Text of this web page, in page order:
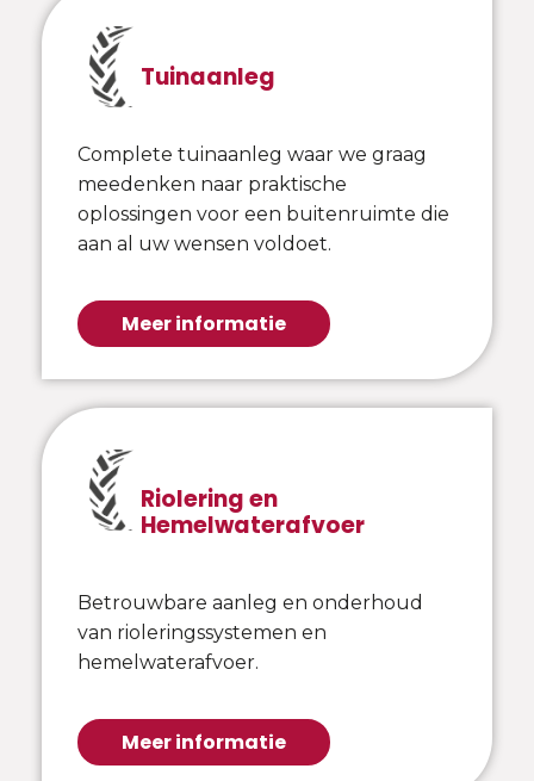
Tuinaanleg
Complete tuinaanleg waar we graag
meedenken naar praktische
oplossingen voor een buitenruimte die
aan al uw wensen voldoet.
Meer informatie
Riolering en
Hemelwaterafvoer
Betrouwbare aanleg en onderhoud
van rioleringssystemen en
hemelwaterafvoer.
Meer informatie